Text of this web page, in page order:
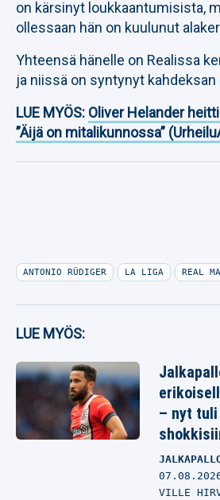
on kärsinyt loukkaantumisista,
ollessaan hän on kuulunut
Yhteensä hänelle on Realissa
ja niissä on syntynyt kahdeksan
LUE MYÖS: Oliver Helander
”Äijä on mitalikunnossa”
ANTONIO RÜDIGER LA LIGA REAL
LUE MYÖS:
– nyt
VILLE